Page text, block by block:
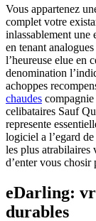
Vous appartenez
complet votre
inlassablement une
en tenant
l’heureuse elue en
denomination
achoppes
chaudes
celibataires Sauf
represente
logiciel a l’egard
les plus atrabilaires
d’enter vous chosir
eDarling:
durables